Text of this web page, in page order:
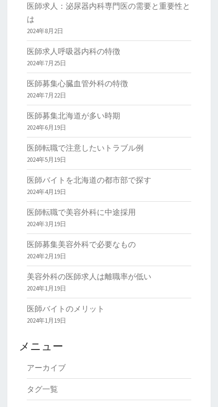
医師求人：泌尿器内科専門医の需要と重要性と
は
2024年8月2日
医師求人呼吸器内科の特徴
2024年7月25日
医師募集心臓血管外科の特徴
2024年7月22日
医師募集北海道が多い時期
2024年6月19日
医師転職で注意したいトラブル例
2024年5月19日
医師バイトを北海道の都市部で探す
2024年4月19日
医師転職で美容外科に中途採用
2024年3月19日
医師募集美容外科で必要なもの
2024年2月19日
美容外科の医師求人は離職率が低い
2024年1月19日
医師バイトのメリット
2024年1月19日
メニュー
アーカイブ
タグ一覧